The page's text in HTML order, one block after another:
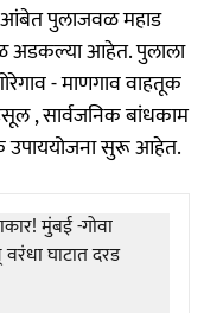
आंबेत पुलाजवळ महाड
अडकल्या आहेत. पुलाला
- माणगाव वाहतूक
, सार्वजनिक बांधकाम
उपाययोजना सुरू आहेत.